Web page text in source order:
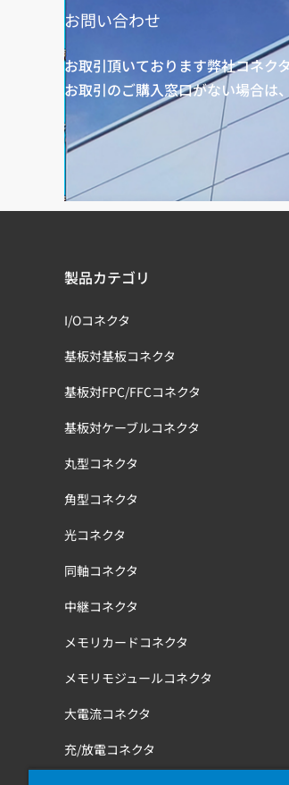
お問い合わせ
お取引頂いております弊社コネク
お取引のご購入窓口がない場合は
製品カテゴリ
I/Oコネクタ
基板対基板コネクタ
基板対FPC/FFCコネクタ
基板対ケーブルコネクタ
丸型コネクタ
角型コネクタ
光コネクタ
同軸コネクタ
中継コネクタ
メモリカードコネクタ
メモリモジュールコネクタ
大電流コネクタ
充/放電コネクタ